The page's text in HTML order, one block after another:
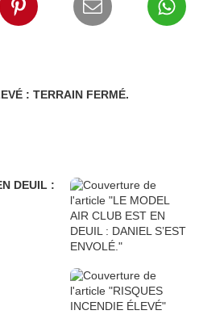
RISQUE INCENDIE TRÉS ÉLEVÉ : TERRAIN FERMÉ.